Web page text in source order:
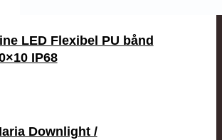
LED Flexibel PU bånd
IP68
Downlight /